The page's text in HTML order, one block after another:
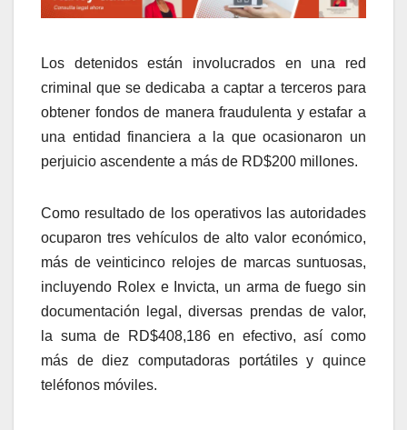
Los detenidos están involucrados en una red
criminal que se dedicaba a captar a terceros para
obtener fondos de manera fraudulenta y estafar a
una entidad financiera a la que ocasionaron un
perjuicio ascendente a más de RD$200 millones.
Como resultado de los operativos las autoridades
ocuparon tres vehículos de alto valor económico,
más de veinticinco relojes de marcas suntuosas,
incluyendo Rolex e Invicta, un arma de fuego sin
documentación legal, diversas prendas de valor,
la suma de RD$408,186 en efectivo, así como
más de diez computadoras portátiles y quince
teléfonos móviles.